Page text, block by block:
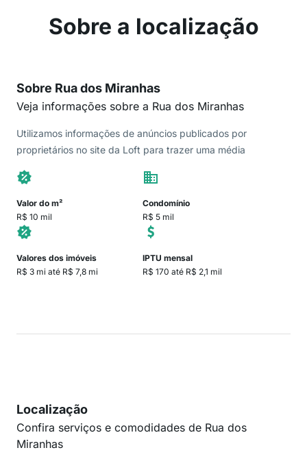
Sobre a localização
Sobre Rua dos Miranhas
Veja informações sobre a Rua dos Miranhas
Utilizamos informações de anúncios publicados por
proprietários no site da Loft para trazer uma média
Valor do m²
R$ 10 mil
Condomínio
R$ 5 mil
Valores dos imóveis
R$ 3 mi até R$ 7,8 mi
IPTU mensal
R$ 170 até R$ 2,1 mil
Localização
Confira serviços e comodidades de Rua dos
Miranhas